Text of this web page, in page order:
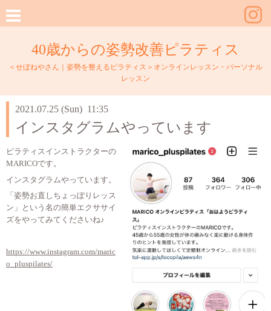
40歳からの姿勢改善ピラティス
＜せぼねやさん｜姿勢を整えるピラティス＞オンラインレッスン・パーソナル
レッスン
2021.07.25 (Sun) 11:35
インスタグラムやっています
ピラティスインストラクターの
MARICOです。
インスタグラムやっています。
「姿勢お直しちょっぽりレッス
ン」という名の簡単エクササイ
ズをやってみてくださいね♪
https://www.instagram.com/maric
o_pluspilates/